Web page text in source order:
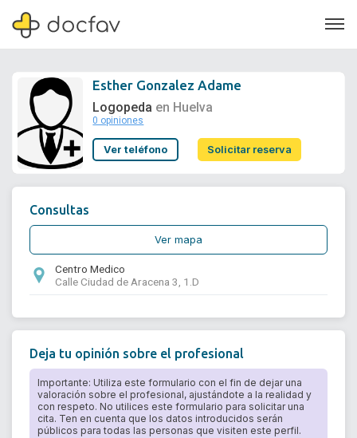
Soporte
Esther Gonzalez Adame
Logopeda en Huelva
0 opiniones
Ver teléfono Solicitar reserva
Consultas
Ver mapa
Centro Medico
Calle Ciudad de Aracena 3, 1.D
Deja tu opinión sobre el profesional
Importante: Utiliza este formulario con el fin de dejar una
valoración sobre el profesional, ajustándote a la realidad y
con respeto. No utilices este formulario para solicitar una
cita. Ten en cuenta que los datos introducidos serán
públicos para todas las personas que visiten este perfil.